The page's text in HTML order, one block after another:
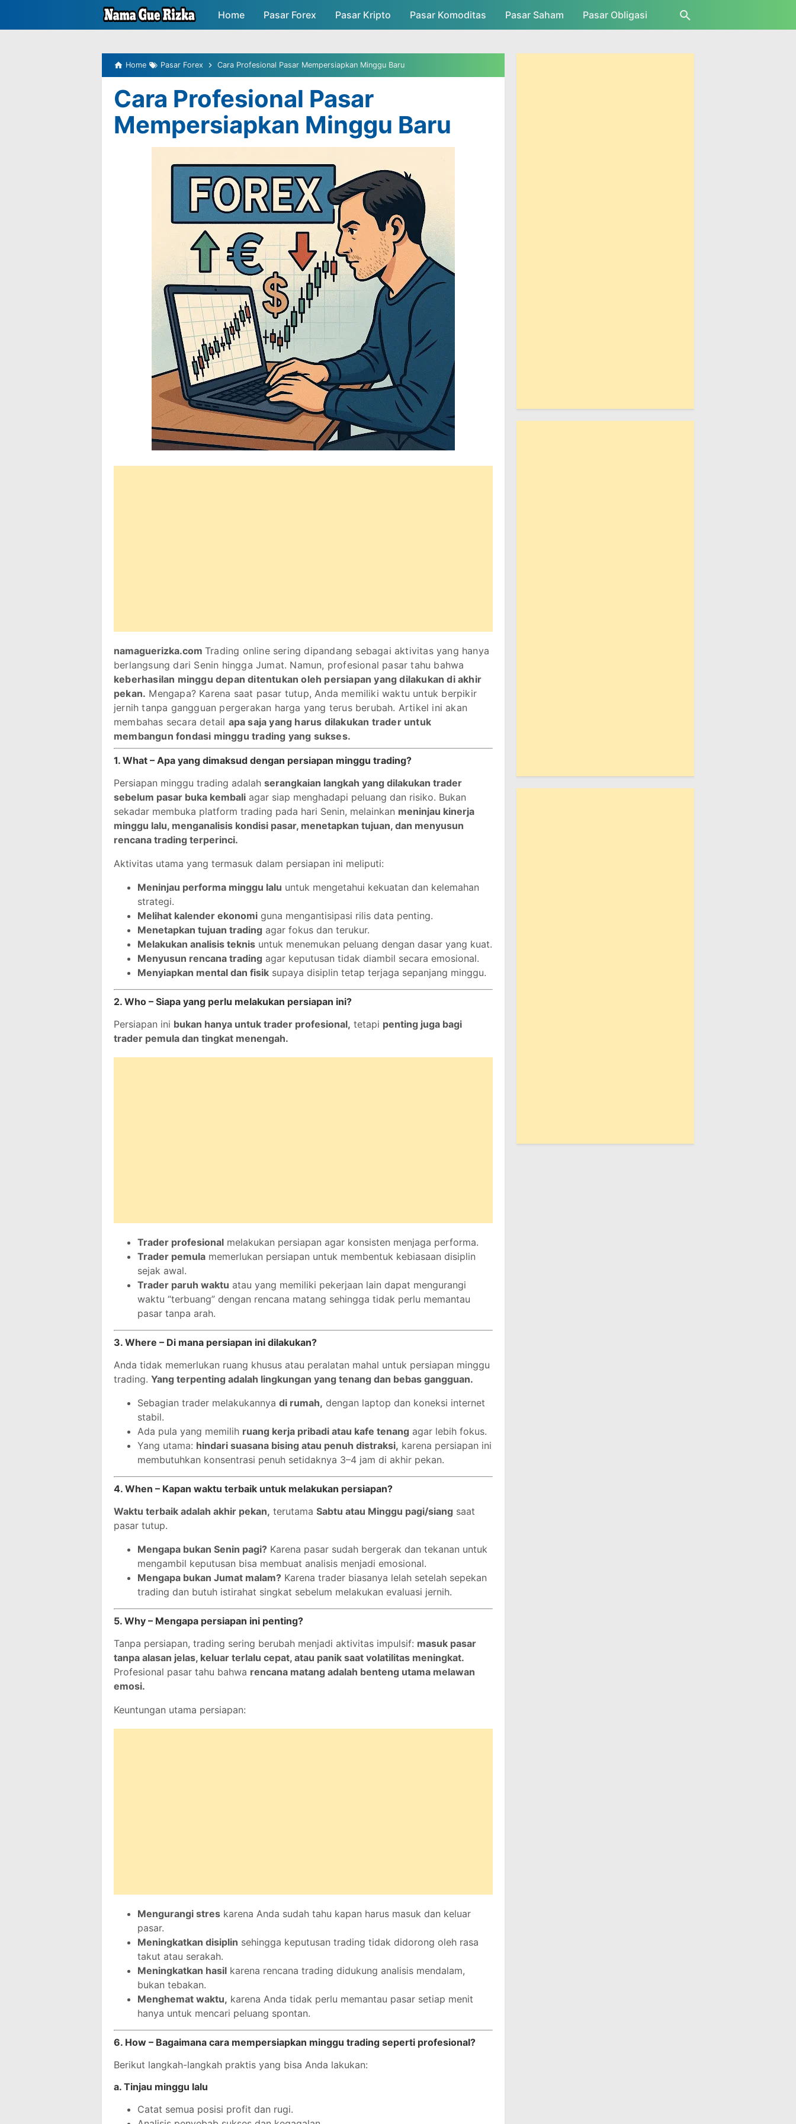
Skip to main content
Home Pasar Forex Pasar Kripto Pasar Komoditas Pasar Saham Pasar Obligasi
Home Pasar Forex Cara Profesional Pasar Mempersiapkan Minggu Baru
Cara Profesional Pasar
Mempersiapkan Minggu Baru
namaguerizka.com Trading online sering dipandang sebagai aktivitas yang hanya
berlangsung dari Senin hingga Jumat. Namun, profesional pasar tahu bahwa
keberhasilan minggu depan ditentukan oleh persiapan yang dilakukan di akhir
pekan. Mengapa? Karena saat pasar tutup, Anda memiliki waktu untuk berpikir
jernih tanpa gangguan pergerakan harga yang terus berubah. Artikel ini akan
membahas secara detail apa saja yang harus dilakukan trader untuk
membangun fondasi minggu trading yang sukses.
1. What – Apa yang dimaksud dengan persiapan minggu trading?
Persiapan minggu trading adalah serangkaian langkah yang dilakukan trader
sebelum pasar buka kembali agar siap menghadapi peluang dan risiko. Bukan
sekadar membuka platform trading pada hari Senin, melainkan meninjau kinerja
minggu lalu, menganalisis kondisi pasar, menetapkan tujuan, dan menyusun
rencana trading terperinci.
Aktivitas utama yang termasuk dalam persiapan ini meliputi:
Meninjau performa minggu lalu untuk mengetahui kekuatan dan kelemahan
strategi.
Melihat kalender ekonomi guna mengantisipasi rilis data penting.
Menetapkan tujuan trading agar fokus dan terukur.
Melakukan analisis teknis untuk menemukan peluang dengan dasar yang kuat.
Menyusun rencana trading agar keputusan tidak diambil secara emosional.
Menyiapkan mental dan fisik supaya disiplin tetap terjaga sepanjang minggu.
2. Who – Siapa yang perlu melakukan persiapan ini?
Persiapan ini bukan hanya untuk trader profesional, tetapi penting juga bagi
trader pemula dan tingkat menengah.
Trader profesional melakukan persiapan agar konsisten menjaga performa.
Trader pemula memerlukan persiapan untuk membentuk kebiasaan disiplin
sejak awal.
Trader paruh waktu atau yang memiliki pekerjaan lain dapat mengurangi
waktu “terbuang” dengan rencana matang sehingga tidak perlu memantau
pasar tanpa arah.
3. Where – Di mana persiapan ini dilakukan?
Anda tidak memerlukan ruang khusus atau peralatan mahal untuk persiapan minggu
trading. Yang terpenting adalah lingkungan yang tenang dan bebas gangguan.
Sebagian trader melakukannya di rumah, dengan laptop dan koneksi internet
stabil.
Ada pula yang memilih ruang kerja pribadi atau kafe tenang agar lebih fokus.
Yang utama: hindari suasana bising atau penuh distraksi, karena persiapan ini
membutuhkan konsentrasi penuh setidaknya 3–4 jam di akhir pekan.
4. When – Kapan waktu terbaik untuk melakukan persiapan?
Waktu terbaik adalah akhir pekan, terutama Sabtu atau Minggu pagi/siang saat
pasar tutup.
Mengapa bukan Senin pagi? Karena pasar sudah bergerak dan tekanan untuk
mengambil keputusan bisa membuat analisis menjadi emosional.
Mengapa bukan Jumat malam? Karena trader biasanya lelah setelah sepekan
trading dan butuh istirahat singkat sebelum melakukan evaluasi jernih.
5. Why – Mengapa persiapan ini penting?
Tanpa persiapan, trading sering berubah menjadi aktivitas impulsif: masuk pasar
tanpa alasan jelas, keluar terlalu cepat, atau panik saat volatilitas meningkat.
Profesional pasar tahu bahwa rencana matang adalah benteng utama melawan
emosi.
Keuntungan utama persiapan:
Mengurangi stres karena Anda sudah tahu kapan harus masuk dan keluar
pasar.
Meningkatkan disiplin sehingga keputusan trading tidak didorong oleh rasa
takut atau serakah.
Meningkatkan hasil karena rencana trading didukung analisis mendalam,
bukan tebakan.
Menghemat waktu, karena Anda tidak perlu memantau pasar setiap menit
hanya untuk mencari peluang spontan.
6. How – Bagaimana cara mempersiapkan minggu trading seperti profesional?
Berikut langkah-langkah praktis yang bisa Anda lakukan:
a. Tinjau minggu lalu
Catat semua posisi profit dan rugi.